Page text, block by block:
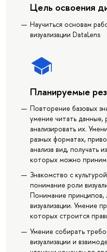
Цель освоения
Научиться основам
визуализации DataLens
Планируемые
Повторение базовых
умение читать данные,
анализировать их.
разных форматах,
анализа вид, получать
которых можно
Знакомство с
понимание роли
Понимание принципов,
визуализации. Умение
которых строится
Умение собирать
визуализации и